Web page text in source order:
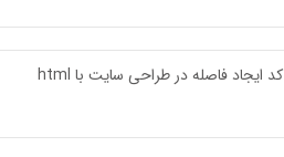
کد ایجاد فاصله در طراحی سایت با html